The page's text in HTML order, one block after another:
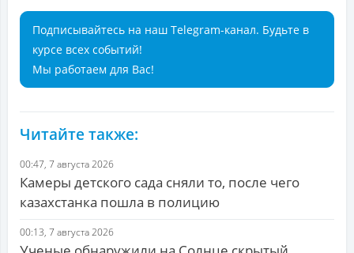
Подписывайтесь на наш Telegram-канал. Будьте в
курсе всех событий!
Мы работаем для Вас!
Читайте также:
00:47, 7 августа 2026
Камеры детского сада сняли то, после чего
казахстанка пошла в полицию
00:13, 7 августа 2026